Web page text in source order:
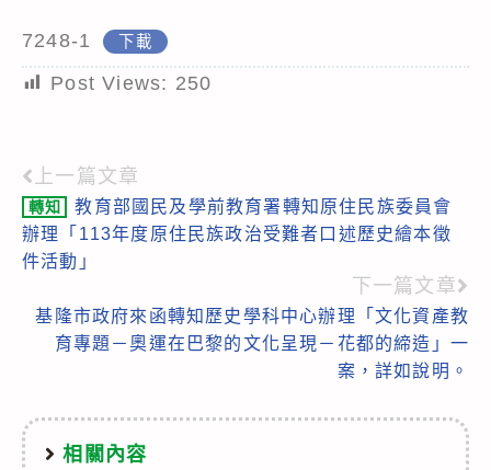
7248-1 下載
Post Views: 250
Read
more
articles
上一篇文章
轉知
教育部國民及學前教育署轉知原住民族委員會
辦理「113年度原住民族政治受難者口述歷史繪本徵
件活動」
下一篇文章
基隆市政府來函轉知歷史學科中心辦理「文化資產教
育專題－奧運在巴黎的文化呈現－花都的締造」一
案，詳如說明。
相關內容